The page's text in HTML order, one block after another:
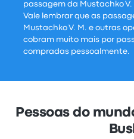
passagem da Mustachko
Vale lembrar que as
Mustachko V. M. e outras
cobram muito mais por
compradas pessoalmente.
Pessoas do